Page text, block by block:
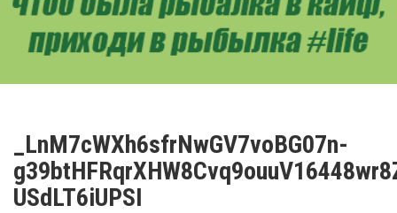
_LnM7cWXh6sfrNwGV7voBG07n-
USdLT6iUPSI